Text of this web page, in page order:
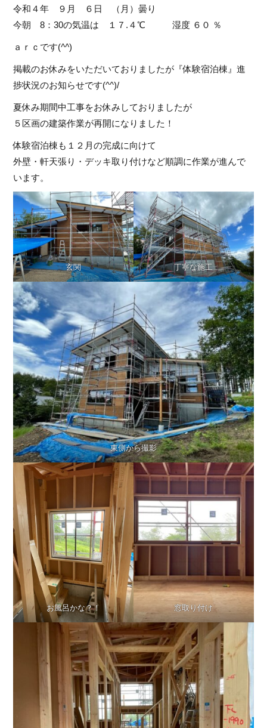
令和４年 ９月 ６日 （月）曇り
今朝 8：30の気温は １７.４℃ 湿度 ６０ ％
ａｒｃです(^^)
掲載のお休みをいただいておりましたが『体験宿泊棟』進
捗状況のお知らせです(^^)/
夏休み期間中工事をお休みしておりましたが
５区画の建築作業が再開になりました！
体験宿泊棟も１２月の完成に向けて
外壁・軒天張り・デッキ取り付けなど順調に作業が進んで
います。
玄関 丁寧な施工
東側から撮影
お風呂かな？！ 窓取り付け